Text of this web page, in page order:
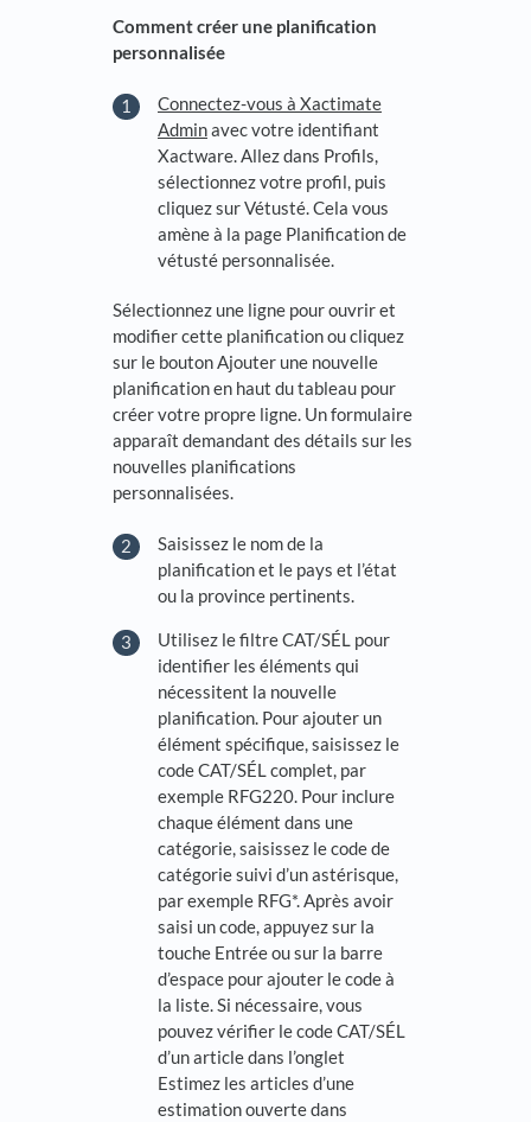
Comment créer une planification
personnalisée
Connectez-vous à Xactimate
Adminavec votre identifiant
Xactware. Allez dans Profils,
sélectionnez votre profil, puis
cliquez sur Vétusté. Cela vous
amène à la page Planification de
vétusté personnalisée.
Sélectionnez une ligne pour ouvrir et
modifier cette planification ou cliquez
sur le bouton Ajouter une nouvelle
planification en haut du tableau pour
créer votre propre ligne. Un formulaire
apparaît demandant des détails sur les
nouvelles planifications
personnalisées.
Saisissez le nom de la
planification et le pays et l’état
ou la province pertinents.
Utilisez le filtre CAT/SÉL pour
identifier les éléments qui
nécessitent la nouvelle
planification. Pour ajouter un
élément spécifique, saisissez le
code CAT/SÉL complet, par
exemple RFG220. Pour inclure
chaque élément dans une
catégorie, saisissez le code de
catégorie suivi d’un astérisque,
par exemple RFG*. Après avoir
saisi un code, appuyez sur la
touche Entrée ou sur la barre
d’espace pour ajouter le code à
la liste. Si nécessaire, vous
pouvez vérifier le code CAT/SÉL
d’un article dans l’onglet
Estimez les articles d’une
estimation ouverte dans